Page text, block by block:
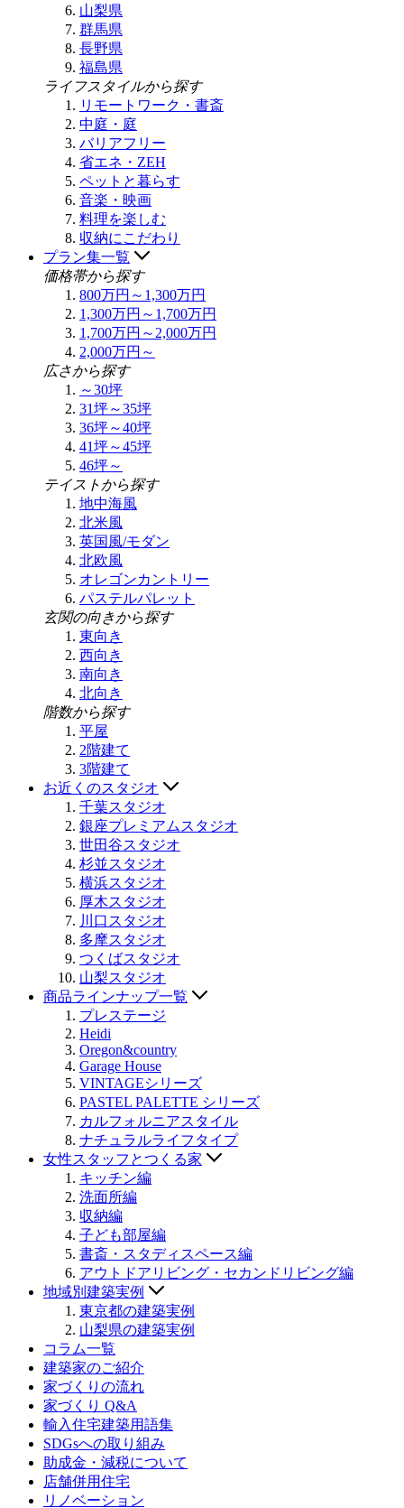
山梨県
群馬県
長野県
福島県
ライフスタイルから探す
リモートワーク・書斎
中庭・庭
バリアフリー
省エネ・ZEH
ペットと暮らす
音楽・映画
料理を楽しむ
収納にこだわり
プラン集一覧
価格帯から探す
800万円～1,300万円
1,300万円～1,700万円
1,700万円～2,000万円
2,000万円～
広さから探す
～30坪
31坪～35坪
36坪～40坪
41坪～45坪
46坪～
テイストから探す
地中海風
北米風
英国風/モダン
北欧風
オレゴンカントリー
パステルパレット
玄関の向きから探す
東向き
西向き
南向き
北向き
階数から探す
平屋
2階建て
3階建て
お近くのスタジオ
千葉スタジオ
銀座プレミアムスタジオ
世田谷スタジオ
杉並スタジオ
横浜スタジオ
厚木スタジオ
川口スタジオ
多摩スタジオ
つくばスタジオ
山梨スタジオ
商品ラインナップ一覧
プレステージ
Heidi
Oregon&country
Garage House
VINTAGEシリーズ
PASTEL PALETTE シリーズ
カルフォルニアスタイル
ナチュラルライフタイプ
女性スタッフとつくる家
キッチン編
洗面所編
収納編
子ども部屋編
書斎・スタディスペース編
アウトドアリビング・セカンドリビング編
地域別建築実例
東京都の建築実例
山梨県の建築実例
コラム一覧
建築家のご紹介
家づくりの流れ
家づくり Q&A
輸入住宅建築用語集
SDGsへの取り組み
助成金・減税について
店舗併用住宅
リノベーション